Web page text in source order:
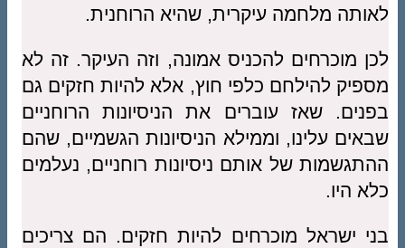
לאותה מלחמה עיקרית, שהיא הרוחנית.
לכן מוכרחים להכניס אמונה, וזה העיקר. זה לא
מספיק להילחם כלפי חוץ, אלא להיות חזקים גם
בפנים. שאז עוברים את הניסיונות הרוחניים
שבאים עלינו, וממילא הניסיונות הגשמיים, שהם
ההתגשמות של אותם ניסיונות רוחניים, נעלמים
כלא היו.
בני ישראל מוכרחים להיות חזקים. הם צריכים